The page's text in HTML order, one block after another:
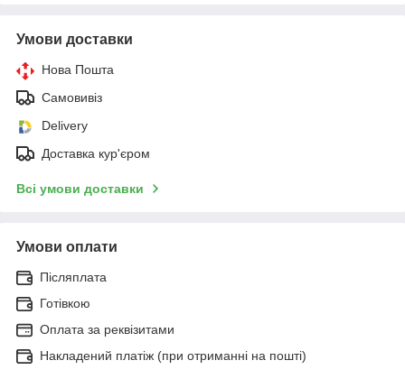
Умови доставки
Нова Пошта
Самовивіз
Delivery
Доставка кур'єром
Всі умови доставки
Умови оплати
Післяплата
Готівкою
Оплата за реквізитами
Накладений платіж (при отриманні на пошті)